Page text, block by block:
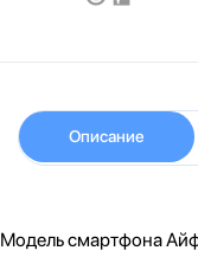
Описание
Модель смартфона